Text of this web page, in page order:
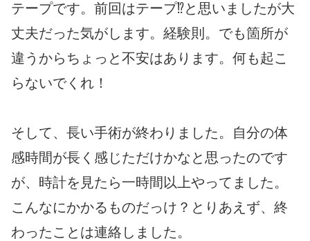
テープです。前回はテープ⁉と思いましたが大
丈夫だった気がします。経験則。でも箇所が
違うからちょっと不安はあります。何も起こ
らないでくれ！
そして、長い手術が終わりました。自分の体
感時間が長く感じただけかなと思ったのです
が、時計を見たら一時間以上やってました。
こんなにかかるものだっけ？とりあえず、終
わったことは連絡しました。